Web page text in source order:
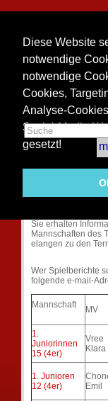
Diese Website
notwendige
notwendige
Cookies,
Analyse-
Social-Media-
gesetzt!
Alle
Sie erhalten
Mannschaften des
elangen zu den
Wer Spielberichte
folgende e-mail-
Mannschaft MV
1.
Juniorinnen
15 (4er)
Vree
Klara
1. Junioren
12 (4er)
Emil